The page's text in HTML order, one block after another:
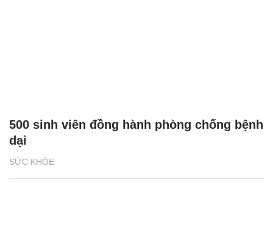
SỨC KHỎE
500 sinh viên đồng hành phòng chống bệnh
dại